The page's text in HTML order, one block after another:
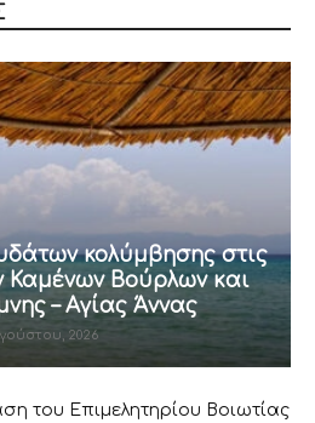
κολύμβησης στις
Καμένων Βούρλων και
– Αγίας Άννας
2026
του Επιμελητηρίου Βοιωτίας